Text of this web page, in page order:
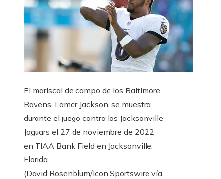
El mariscal de campo de los Baltimore
Ravens, Lamar Jackson, se muestra
durante el juego contra los Jacksonville
Jaguars el 27 de noviembre de 2022
en TIAA Bank Field en Jacksonville,
Florida.
(David Rosenblum/Icon Sportswire vía